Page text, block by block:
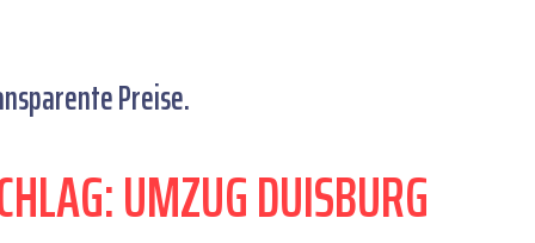
Preise.
UMZUG DUISBURG